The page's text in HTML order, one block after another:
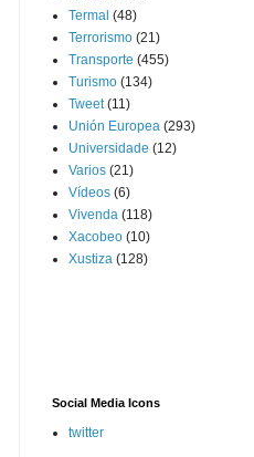
Termal (48)
Terrorismo (21)
Transporte (455)
Turismo (134)
Tweet (11)
Unión Europea (293)
Universidade (12)
Varios (21)
Vídeos (6)
Vivenda (118)
Xacobeo (10)
Xustiza (128)
Social Media Icons
twitter